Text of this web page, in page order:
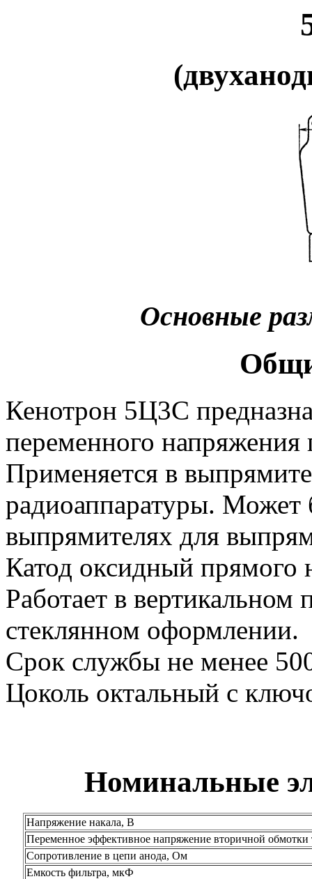
Основные
Кенотрон 5Ц3С
переменного
Применяется в
радиоаппаратуры. Может
выпрямителях для
Катод оксидный прямого
Работает в
стеклянном оформлении.
Срок службы не менее
Цоколь октальный с
Номинальные
Напряжение накала, В
Переменное эффективное напряжение вторичной обмотки
Сопротивление в цепи анода, Ом
Емкость фильтра, мкФ